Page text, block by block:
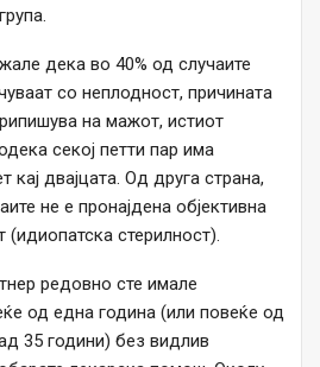
дека во 40% од случаите
со неплодност, причината
на мажот, истиот
секој петти пар има
кај двајцата. Од друга страна,
не е пронајдена објективна
(идиопатска стерилност).
редовно сте имале
од една година (или повеќе од
35 години) без видлив